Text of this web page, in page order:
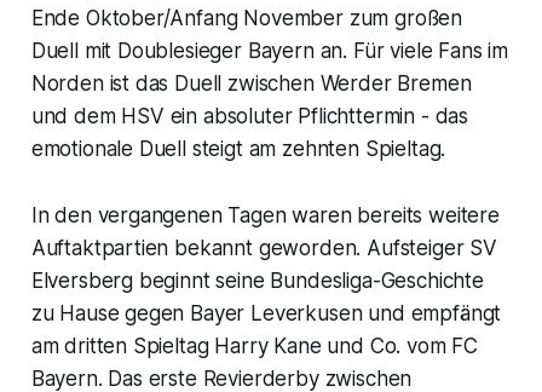
Ende Oktober/Anfang November zum großen
Duell mit Doublesieger Bayern an. Für viele Fans im
Norden ist das Duell zwischen Werder Bremen
und dem HSV ein absoluter Pflichttermin - das
emotionale Duell steigt am zehnten Spieltag.
In den vergangenen Tagen waren bereits weitere
Auftaktpartien bekannt geworden. Aufsteiger SV
Elversberg beginnt seine Bundesliga-Geschichte
zu Hause gegen Bayer Leverkusen und empfängt
am dritten Spieltag Harry Kane und Co. vom FC
Bayern. Das erste Revierderby zwischen